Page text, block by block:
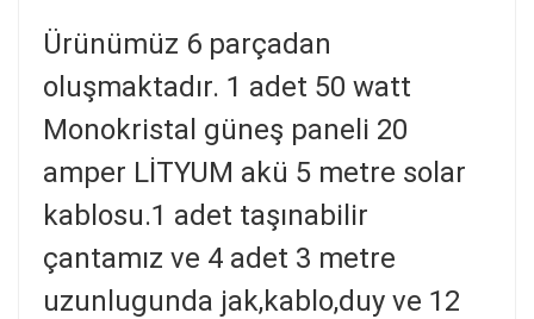
Ürünümüz 6 parçadan
oluşmaktadır. 1 adet 50 watt
Monokristal güneş paneli 20
amper LİTYUM akü 5 metre solar
kablosu.1 adet taşınabilir
çantamız ve 4 adet 3 metre
uzunlugunda jak,kablo,duy ve 12